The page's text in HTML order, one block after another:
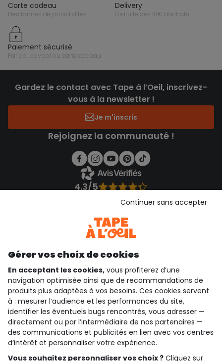
carte cadeau
des tonnes de possibilités !
delivery
gratuite dès 10€ d'achats
paiement sécurisé
par cb, paypal ou carte cadeau
Gardez le contact avec Tape à l’Oeil, inscrivez-
vous à la newsletter !
Je m'inscris
Rejoignez la communauté !
4.3/5
Voir l’attestation de confiance
Téléchargez notre application
Découvrir notre application
qui sommes-nous ?
besoin d'aide ?
le club fidélité
notre catalogue
Gérer vos choix de cookies
En acceptant les cookies, vous profiterez d’une
navigation optimisée ainsi que de recommandations de
produits plus adaptées à vos besoins. Ces cookies servent
à : mesurer l’audience et les performances du site,
identifier les éventuels bugs rencontrés, vous adresser —
directement ou par l’intermédiaire de nos partenaires —
des communications et publicités en lien avec vos centres
d’intérêt et personnaliser votre expérience.
Vous souhaitez personnaliser vos choix ? Cliquez sur
Continuer sans accepter